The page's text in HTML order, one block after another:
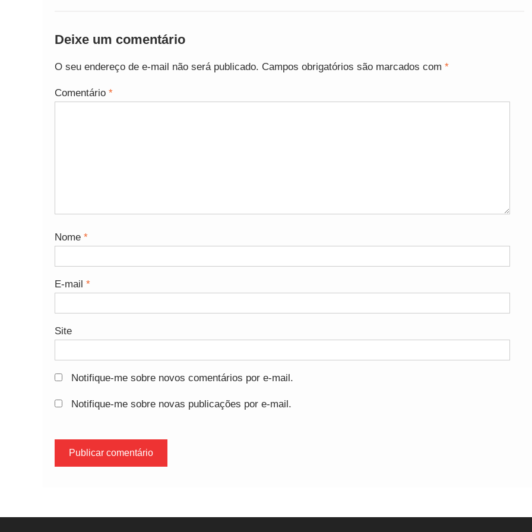
Deixe um comentário
O seu endereço de e-mail não será publicado. Campos obrigatórios são marcados com *
Comentário *
Nome *
E-mail *
Site
Notifique-me sobre novos comentários por e-mail.
Notifique-me sobre novas publicações por e-mail.